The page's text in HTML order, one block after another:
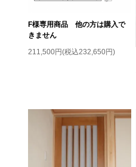
F様専用商品 他の方は購入で
きません
211,500円(税込232,650円)